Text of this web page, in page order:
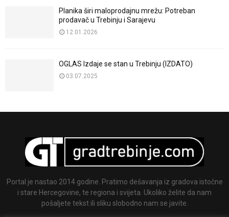
Planika širi maloprodajnu mrežu: Potreban
prodavač u Trebinju i Sarajevu
12.01.2026
OGLAS Izdaje se stan u Trebinju (IZDATO)
03.07.2025
Portal je nastao 2014 godine. Pratimo dešavanja iz gradova istočne
i stare Hercegovine, te regiona i svijeta. Ukoliko želite da nam
pošaljete tekst ili sliku slobodno nam se javite.